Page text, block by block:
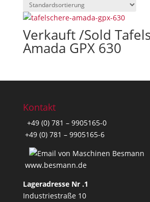
Verkauft /Sold
Amada GPX 630
Kontakt
+49 (0) 781 – 9905165-0
+49 (0) 781 – 9905165-6
www.besmann.de
Lageradresse Nr .1
Industriestraße 10